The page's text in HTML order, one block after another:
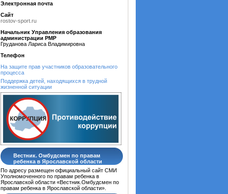
Электронная почта
Сайт
rostov-sport.ru
Начальник Управления образования
администрации РМР
Груданова Лариса Владимировна
Телефон
На защите прав участников образовательного
процесса
Поддержка детей, находящихся в трудной
жизненной ситуации
Вестник. Омбудсмен по правам
ребенка в Ярославской области
По адресу размещен официальный сайт СМИ
Уполномоченного по правам ребенка в
Ярославской области «Вестник.Омбудсмен по
правам ребенка в Ярославской области».